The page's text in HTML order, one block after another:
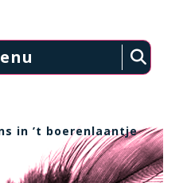
in ’t boerenlaantje